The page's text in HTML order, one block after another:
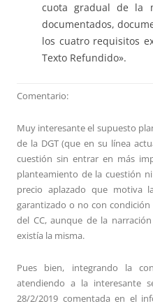
cuota gradual de la
documentados,
los cuatro requisitos
Texto Refundido».
Comentario:
Muy interesante el supuesto
de la DGT (que en su línea
cuestión sin entrar en más
planteamiento de la cuestión
precio aplazado que motiva
garantizado o no con
del CC, aunque de la
existía la misma.
Pues bien, integrando la
atendiendo a la interesante
28/2/2019 comentada en el